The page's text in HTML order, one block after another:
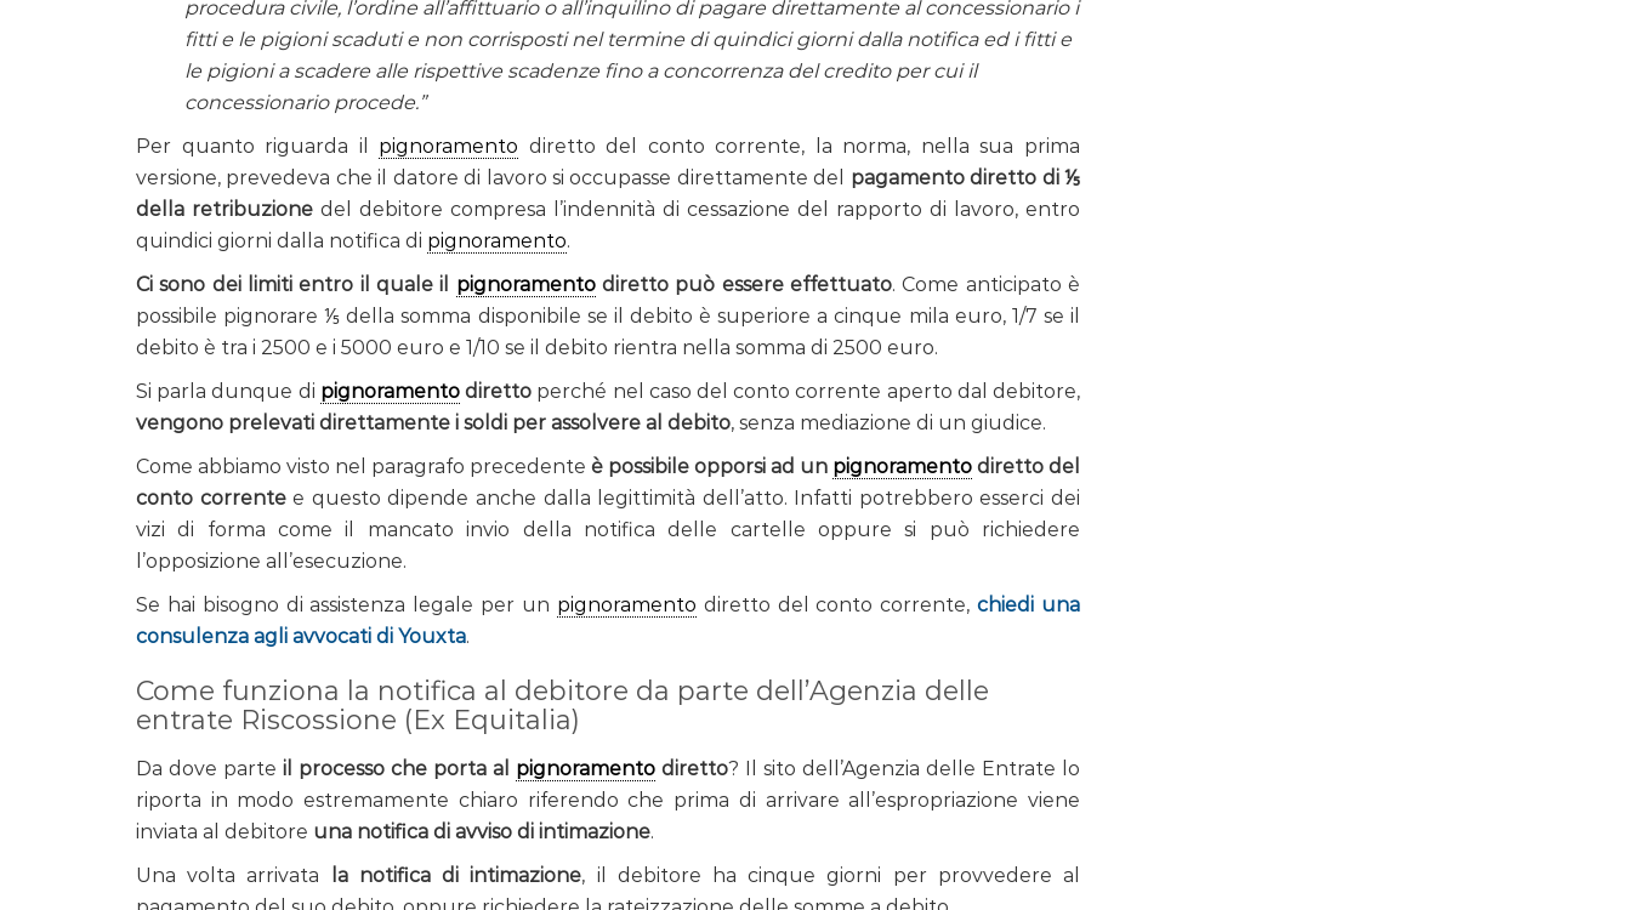
procedura civile, l’ordine all’affittuario o all’inquilino di pagare direttamente al concessionario i
fitti e le pigioni scaduti e non corrisposti nel termine di quindici giorni dalla notifica ed i fitti e
le pigioni a scadere alle rispettive scadenze fino a concorrenza del credito per cui il
concessionario procede.”
Per quanto riguarda il pignoramento diretto del conto corrente, la norma, nella sua prima
versione, prevedeva che il datore di lavoro si occupasse direttamente del pagamento diretto di ⅕
della retribuzione del debitore compresa l’indennità di cessazione del rapporto di lavoro, entro
quindici giorni dalla notifica di pignoramento.
Ci sono dei limiti entro il quale il pignoramentodiretto può essere effettuato. Come anticipato è
possibile pignorare ⅕ della somma disponibile se il debito è superiore a cinque mila euro, 1/7 se il
debito è tra i 2500 e i 5000 euro e 1/10 se il debito rientra nella somma di 2500 euro.
Si parla dunque di pignoramentodiretto perché nel caso del conto corrente aperto dal debitore,
vengono prelevati direttamente i soldi per assolvere al debito, senza mediazione di un giudice.
Come abbiamo visto nel paragrafo precedente è possibile opporsi ad un pignoramento diretto del
conto correntee questo dipende anche dalla legittimità dell’atto. Infatti potrebbero esserci dei
vizi di forma come il mancato invio della notifica delle cartelle oppure si può richiedere
l’opposizione all’esecuzione.
Se hai bisogno di assistenza legale per un pignoramento diretto del conto corrente,chiedi una
consulenza agli avvocati di Youxta.
Come funziona la notifica al debitore da parte dell’Agenzia delle
entrate Riscossione (Ex Equitalia)
Da dove parte il processo che porta al pignoramento diretto? Il sito dell’Agenzia delle Entrate lo
riporta in modo estremamente chiaro riferendo che prima di arrivare all’espropriazione viene
inviata al debitore una notifica di avviso di intimazione.
Una volta arrivata
la notifica di intimazione, il debitore ha cinque giorni per provvedere al